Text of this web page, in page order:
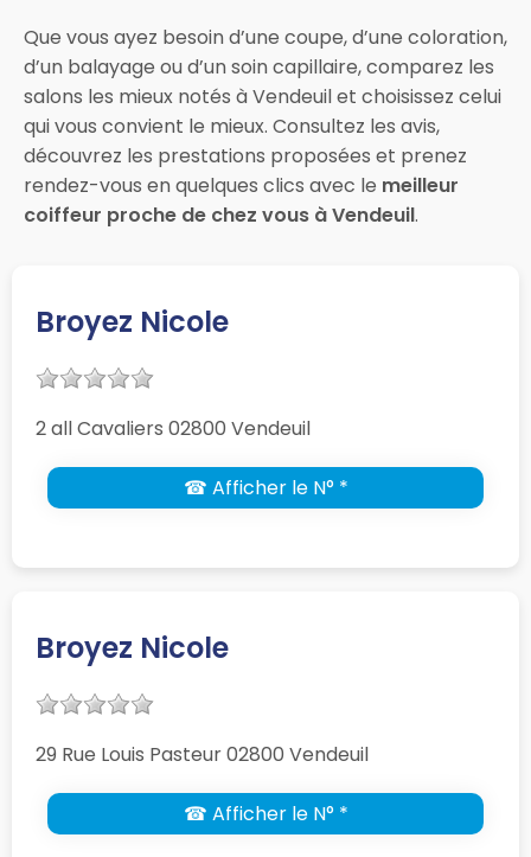
Que vous ayez besoin d’une coupe, d’une coloration,
d’un balayage ou d’un soin capillaire, comparez les
salons les mieux notés à Vendeuil et choisissez celui
qui vous convient le mieux. Consultez les avis,
découvrez les prestations proposées et prenez
rendez-vous en quelques clics avec le meilleur
coiffeur proche de chez vous à Vendeuil.
Broyez Nicole
2 all Cavaliers 02800 Vendeuil
☎ Afficher le N° *
Broyez Nicole
29 Rue Louis Pasteur 02800 Vendeuil
☎ Afficher le N° *